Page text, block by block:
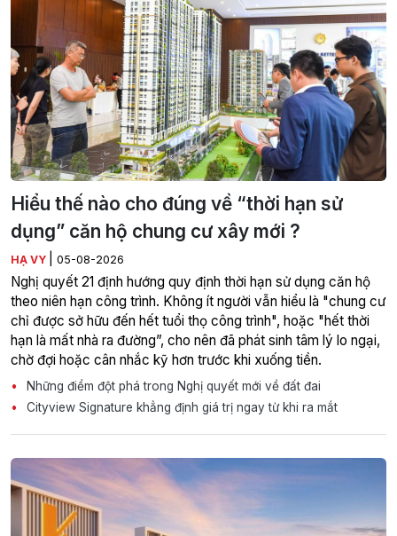
Hiểu thế nào cho đúng về “thời hạn sử
dụng” căn hộ chung cư xây mới ?
HẠ VY 05-08-2026
Nghị quyết 21 định hướng quy định thời hạn sử dụng căn hộ
theo niên hạn công trình. Không ít người vẫn hiểu là "chung cư
chỉ được sở hữu đến hết tuổi thọ công trình", hoặc "hết thời
hạn là mất nhà ra đường”, cho nên đã phát sinh tâm lý lo ngại,
chờ đợi hoặc cân nhắc kỹ hơn trước khi xuống tiền.
Những điểm đột phá trong Nghị quyết mới về đất đai
Cityview Signature khẳng định giá trị ngay từ khi ra mắt